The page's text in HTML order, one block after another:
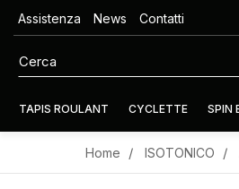
Assistenza News Contatti
TAPIS ROULANT CYCLETTE SPIN
Home ISOTONICO